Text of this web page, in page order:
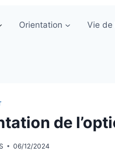
Orientation Vie de
de
06/12/2024